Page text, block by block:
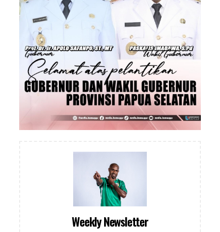
Weekly Newsletter